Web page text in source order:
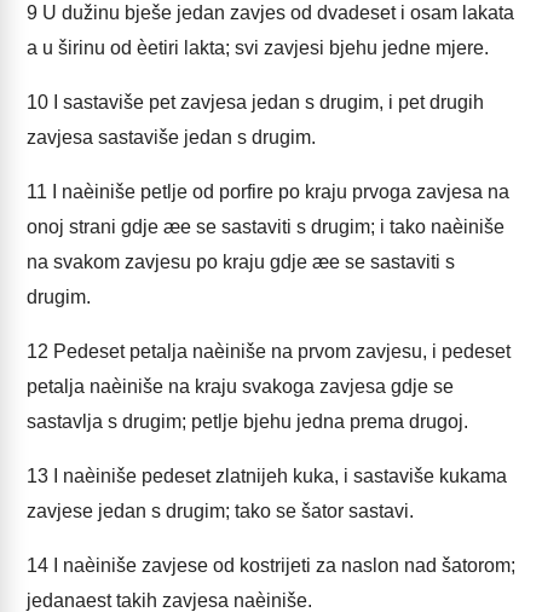
9 U dužinu bješe jedan zavjes od dvadeset i osam lakata
a u širinu od èetiri lakta; svi zavjesi bjehu jedne mjere.
10 I sastaviše pet zavjesa jedan s drugim, i pet drugih
zavjesa sastaviše jedan s drugim.
11 I naèiniše petlje od porfire po kraju prvoga zavjesa na
onoj strani gdje æe se sastaviti s drugim; i tako naèiniše
na svakom zavjesu po kraju gdje æe se sastaviti s
drugim.
12 Pedeset petalja naèiniše na prvom zavjesu, i pedeset
petalja naèiniše na kraju svakoga zavjesa gdje se
sastavlja s drugim; petlje bjehu jedna prema drugoj.
13 I naèiniše pedeset zlatnijeh kuka, i sastaviše kukama
zavjese jedan s drugim; tako se šator sastavi.
14 I naèiniše zavjese od kostrijeti za naslon nad šatorom;
jedanaest takih zavjesa naèiniše.